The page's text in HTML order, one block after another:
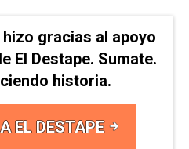
gracias al apoyo
El Destape. Sumate.
historia.
EL DESTAPE